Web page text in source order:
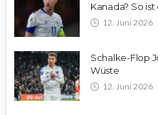
Kanada? So
12. Juni 2026
Schalke-Flop
Wüste
12. Juni 2026